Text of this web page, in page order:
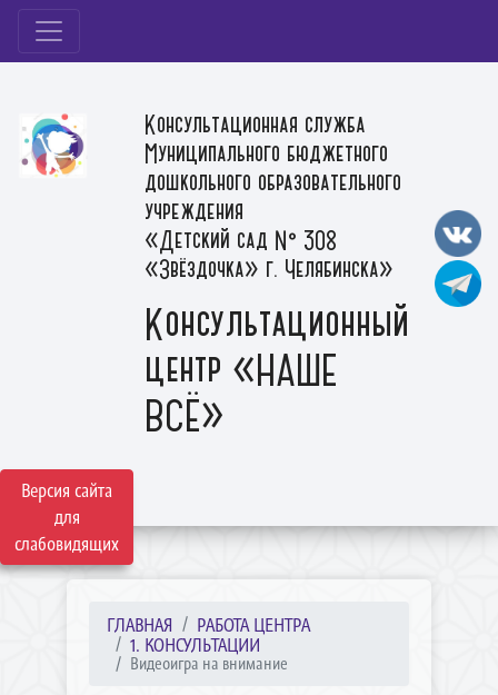
Версия сайта
для
слабовидящих
Консультационная служба
Муниципального бюджетного
дошкольного образовательного
учреждения
«Детский сад № 308
«Звёздочка» г. Челябинска»
Консультационный
центр «НАШЕ
ВСЁ»
ГЛАВНАЯ
РАБОТА ЦЕНТРА
1. КОНСУЛЬТАЦИИ
Видеоигра на внимание